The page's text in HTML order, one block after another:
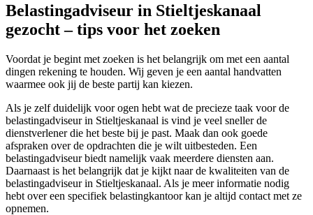
Belastingadviseur in Stieltjeskanaal
gezocht – tips voor het zoeken
Voordat je begint met zoeken is het belangrijk om met een aantal
dingen rekening te houden. Wij geven je een aantal handvatten
waarmee ook jij de beste partij kan kiezen.
Als je zelf duidelijk voor ogen hebt wat de precieze taak voor de
belastingadviseur in Stieltjeskanaal is vind je veel sneller de
dienstverlener die het beste bij je past. Maak dan ook goede
afspraken over de opdrachten die je wilt uitbesteden. Een
belastingadviseur biedt namelijk vaak meerdere diensten aan.
Daarnaast is het belangrijk dat je kijkt naar de kwaliteiten van de
belastingadviseur in Stieltjeskanaal. Als je meer informatie nodig
hebt over een specifiek belastingkantoor kan je altijd contact met ze
opnemen.